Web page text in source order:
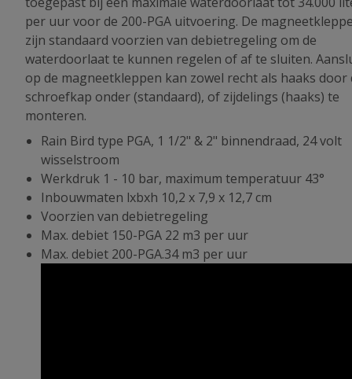
per uur voor de 200-PGA uitvoering. De
zijn standaard voorzien van debietregeling om de
waterdoorlaat te kunnen regelen of af te sluiten.
op de magneetkleppen kan zowel recht als haaks door
schroefkap onder (standaard), of zijdelings (haaks) te
monteren.
Rain Bird type PGA, 1 1/2" & 2" binnendraad, 24 volt
wisselstroom
Werkdruk 1 - 10 bar, maximum temperatuur 43°
Inbouwmaten lxbxh 10,2 x 7,9 x 12,7 cm
Voorzien van debietregeling
Max. debiet 150-PGA 22 m3 per uur
Max. debiet 200-PGA.34 m3 per uur